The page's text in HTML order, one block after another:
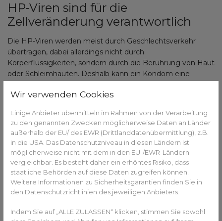
HP-Viren sind für die
Zellveränderung verantwortlich
Die HP-Viren werden meist durch Geschlechtsverkehr
übertragen, dabei allerdings nicht durch
Körperflüssigkeiten, sondern durch die Berührung von Haut
oder Schleimhäuten. Deshalb kann ein Kondom eine
sicher. Wichtig zu wissen: Auch Männer können sich mit
Frauen infizieren sich, meist zwischen dem 20. und 30.
Lebensjahr, mit HP-Viren. Allerdings rufen nicht alle Tumore
hervor. Einige sind zum Beispiel auch für die Entstehung
von Feigwarzen, einer unangenehmen, aber nicht tödlichen
Geschlechtskrankheit, verantwortlich. Oft bleibt die
Ansteckung bis auf kleinere Gewebeveränderungen
unentdeckt. Aber die Viren können sich über viele Jahre in
den Schleimhäuten festsetzen und eine Krebsvorstufe und
Wir verwenden Cookies
Einige Anbieter übermitteln im Rahmen von der Verarbeitung
zu den genannten Zwecken möglicherweise Daten an Länder
außerhalb der EU/ des EWR (Drittlanddatenübermittlung), z.B.
in die USA. Das Datenschutzniveau in diesen Ländern ist
möglicherweise nicht mit dem in den EU-/EWR-Ländern
vergleichbar. Es besteht daher ein erhöhtes Risiko, dass
staatliche Behörden auf diese Daten zugreifen können.
Weitere Informationen zu Sicherheitsgarantien finden Sie in
den Datenschutzrichtlinien des jeweiligen Anbieters.
Indem Sie auf „ALLE ZULASSEN“ klicken, stimmen Sie sowohl